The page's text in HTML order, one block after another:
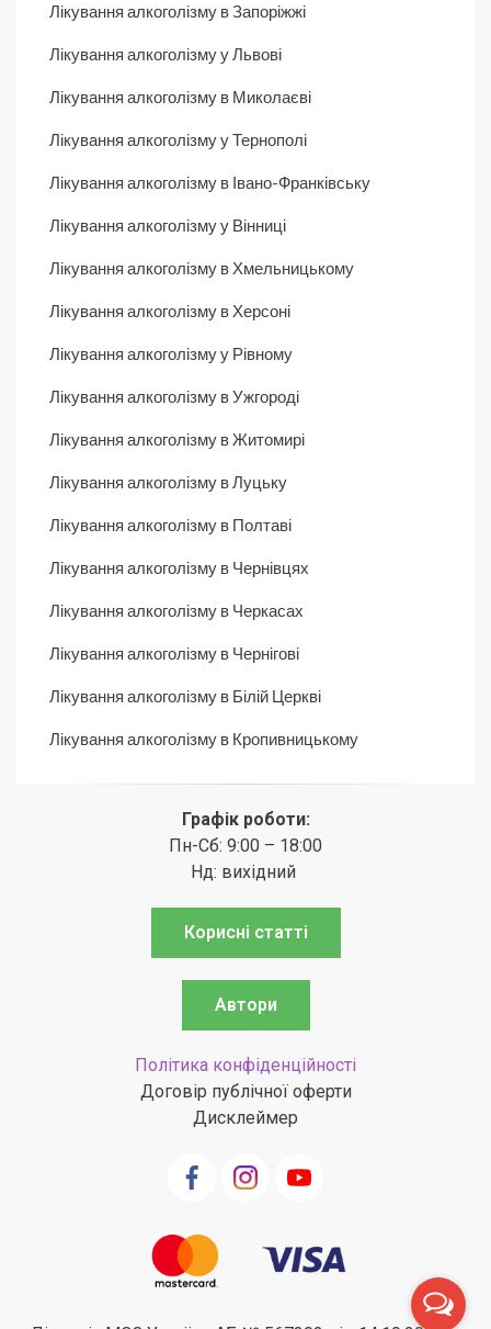
Лікування алкоголізму в Запоріжжі
Лікування алкоголізму у Львові
Лікування алкоголізму в Миколаєві
Лікування алкоголізму у Тернополі
Лікування алкоголізму в Івано-Франківську
Лікування алкоголізму у Вінниці
Лікування алкоголізму в Хмельницькому
Лікування алкоголізму в Херсоні
Лікування алкоголізму у Рівному
Лікування алкоголізму в Ужгороді
Лікування алкоголізму в Житомирі
Лікування алкоголізму в Луцьку
Лікування алкоголізму в Полтаві
Лікування алкоголізму в Чернівцях
Лікування алкоголізму в Черкасах
Лікування алкоголізму в Чернігові
Лікування алкоголізму в Білій Церкві
Лікування алкоголізму в Кропивницькому
Графік роботи:
Пн-Сб: 9:00 – 18:00
Нд: вихідний
Корисні статті
Автори
Політика конфіденційності
Договір публічної оферти
Дисклеймер